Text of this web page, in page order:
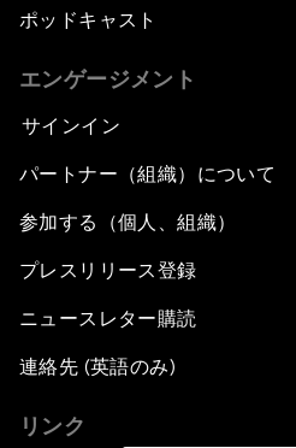
ポッドキャスト
エンゲージメント
サインイン
パートナー（組織）について
参加する（個人、組織）
プレスリリース登録
ニュースレター購読
連絡先 (英語のみ)
リンク